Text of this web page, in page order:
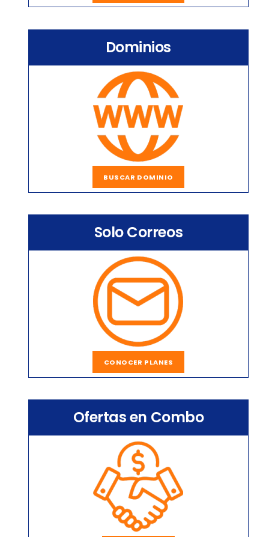
Dominios
BUSCAR DOMINIO
Solo Correos
CONOCER PLANES
Ofertas en Combo